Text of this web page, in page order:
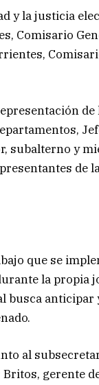
y la justicia
Comisario
subalterno y
de
que se
la propia
busca anticipar
al
gerente